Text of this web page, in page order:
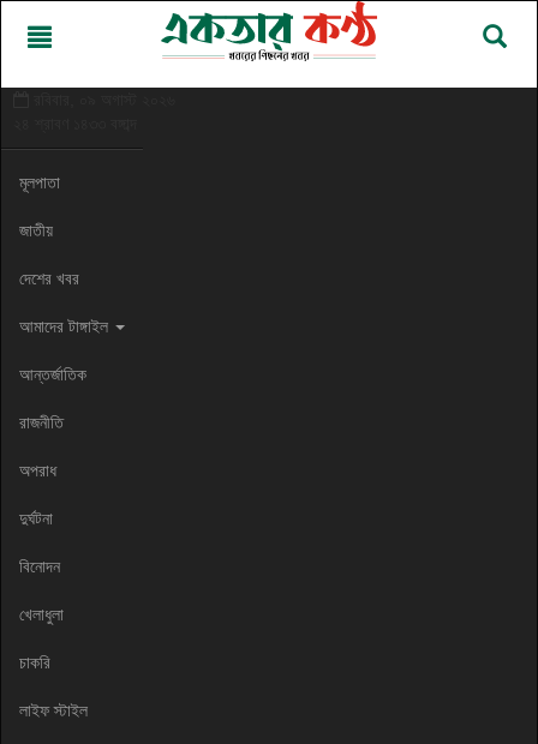
মূলপাতা
জাতীয়
দেশের খবর
আমাদের টাঙ্গাইল
আন্তর্জাতিক
রাজনীতি
অপরাধ
দুর্ঘটনা
বিনোদন
খেলাধুলা
চাকরি
লাইফ স্টাইল